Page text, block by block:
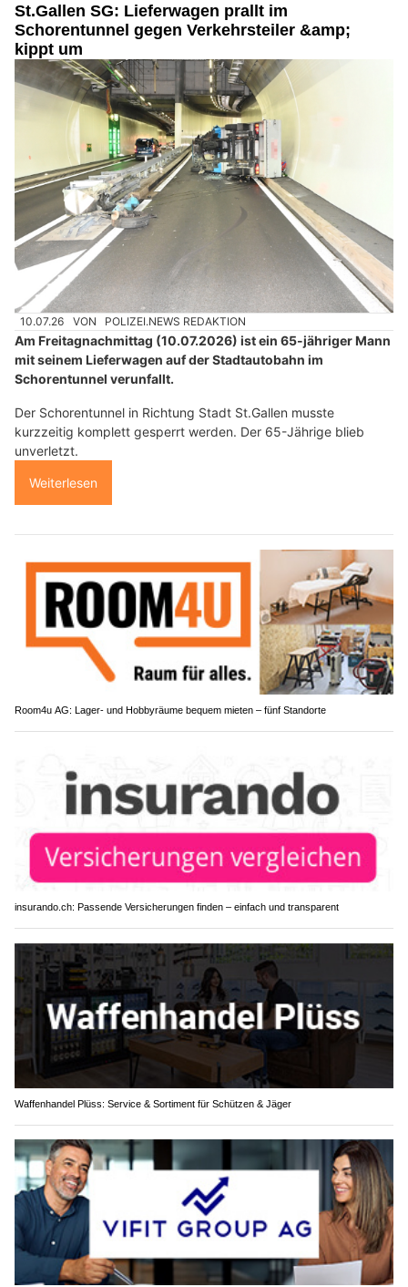
St.Gallen SG: Lieferwagen prallt im
Schorentunnel gegen Verkehrsteiler &amp;
kippt um
10.07.26 VON POLIZEI.NEWS REDAKTION
Am Freitagnachmittag (10.07.2026) ist ein 65-jähriger Mann
mit seinem Lieferwagen auf der Stadtautobahn im
Schorentunnel verunfallt.
Der Schorentunnel in Richtung Stadt St.Gallen musste
kurzzeitig komplett gesperrt werden. Der 65-Jährige blieb
unverletzt.
Weiterlesen
Room4u AG: Lager- und Hobbyräume bequem mieten – fünf Standorte
insurando.ch: Passende Versicherungen finden – einfach und transparent
Waffenhandel Plüss: Service & Sortiment für Schützen & Jäger